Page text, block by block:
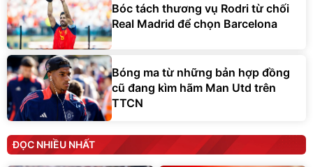
Bóc tách thương vụ Rodri từ chối
Real Madrid để chọn Barcelona
Bóng ma từ những bản hợp đồng
cũ đang kìm hãm Man Utd trên
TTCN
ĐỌC NHIỀU NHẤT